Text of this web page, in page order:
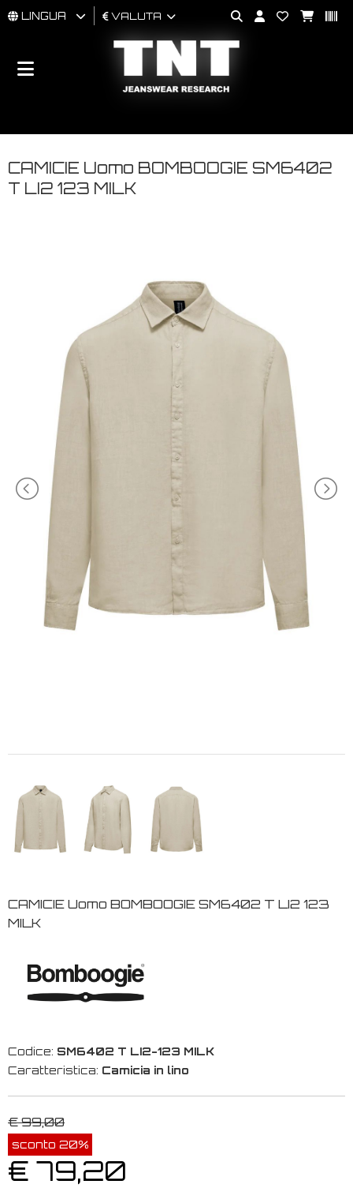
UOMO
BRAND
LINGUA VALUTA
CAMICIE Uomo BOMBOOGIE SM6402
T LI2 123 MILK
CAMICIE Uomo BOMBOOGIE SM6402 T LI2 123
MILK
Codice: SM6402 T LI2-123 MILK
Caratteristica: Camicia in lino
€ 99,00
sconto 20%
€ 79,20